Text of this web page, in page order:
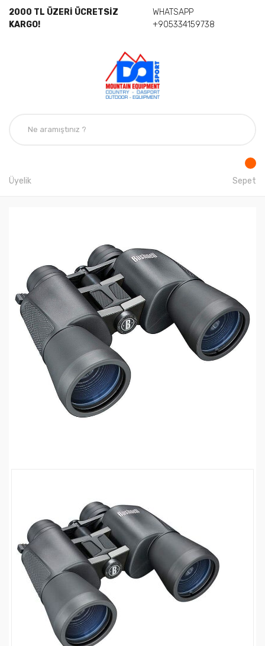
2000 TL ÜZERİ ÜCRETSİZ
KARGO!
WHATSAPP
+905334159738
Üyelik Sepet